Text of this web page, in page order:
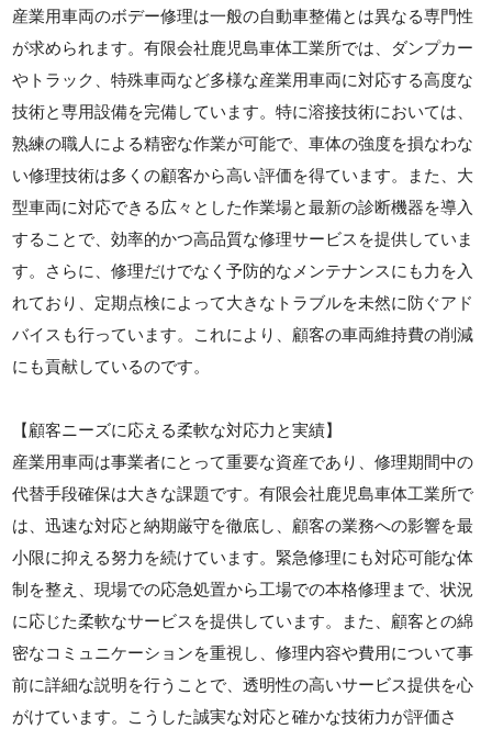
産業用車両のボデー修理は一般の自動車整備とは異なる専門性
が求められます。有限会社鹿児島車体工業所では、ダンプカー
やトラック、特殊車両など多様な産業用車両に対応する高度な
技術と専用設備を完備しています。特に溶接技術においては、
熟練の職人による精密な作業が可能で、車体の強度を損なわな
い修理技術は多くの顧客から高い評価を得ています。また、大
型車両に対応できる広々とした作業場と最新の診断機器を導入
することで、効率的かつ高品質な修理サービスを提供していま
す。さらに、修理だけでなく予防的なメンテナンスにも力を入
れており、定期点検によって大きなトラブルを未然に防ぐアド
バイスも行っています。これにより、顧客の車両維持費の削減
にも貢献しているのです。
【顧客ニーズに応える柔軟な対応力と実績】
産業用車両は事業者にとって重要な資産であり、修理期間中の
代替手段確保は大きな課題です。有限会社鹿児島車体工業所で
は、迅速な対応と納期厳守を徹底し、顧客の業務への影響を最
小限に抑える努力を続けています。緊急修理にも対応可能な体
制を整え、現場での応急処置から工場での本格修理まで、状況
に応じた柔軟なサービスを提供しています。また、顧客との綿
密なコミュニケーションを重視し、修理内容や費用について事
前に詳細な説明を行うことで、透明性の高いサービス提供を心
がけています。こうした誠実な対応と確かな技術力が評価さ